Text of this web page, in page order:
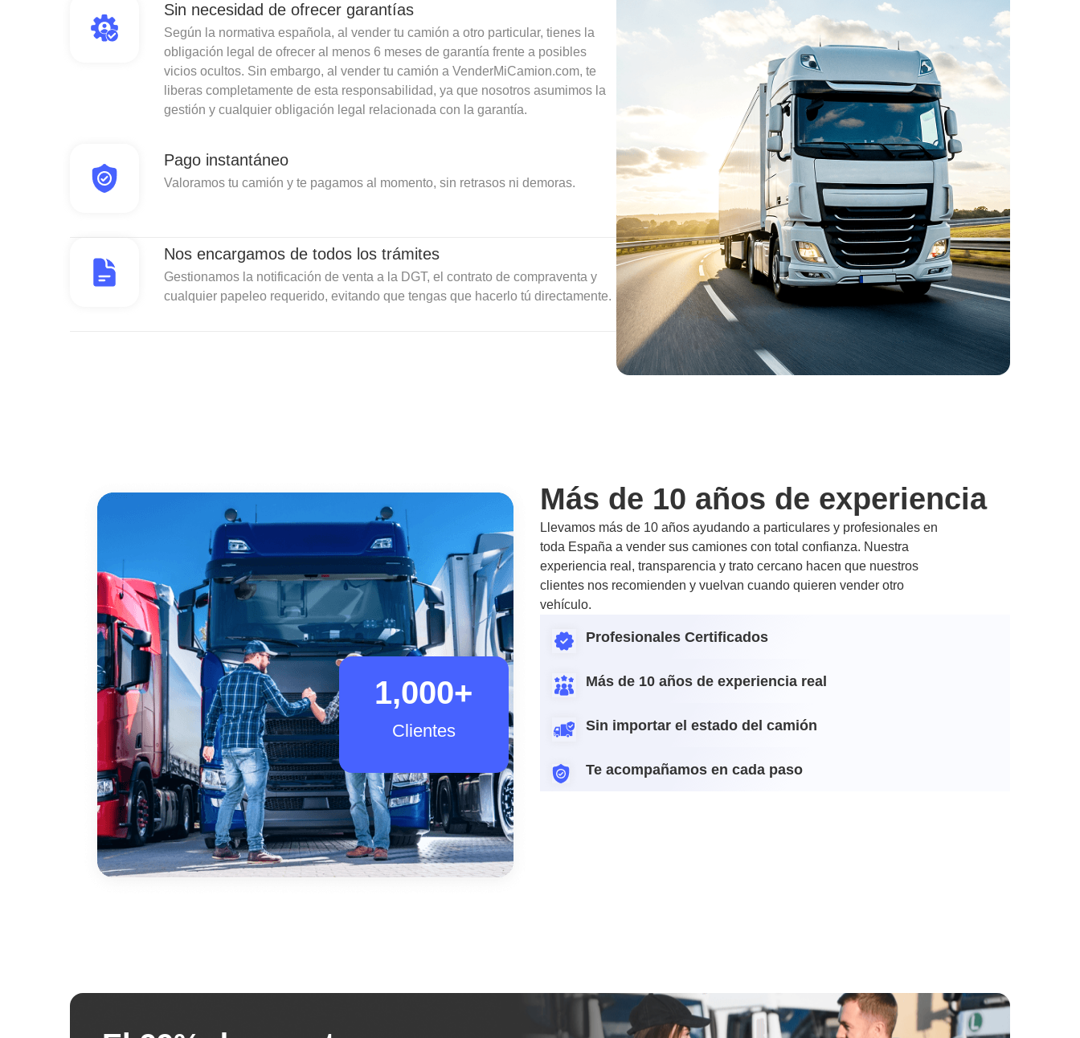
Sin necesidad de ofrecer garantías
Según la normativa española, al vender tu camión a otro particular, tienes la
obligación legal de ofrecer al menos 6 meses de garantía frente a posibles
vicios ocultos. Sin embargo, al vender tu camión a VenderMiCamion.com, te
liberas completamente de esta responsabilidad, ya que nosotros asumimos la
gestión y cualquier obligación legal relacionada con la garantía.
Pago instantáneo
Valoramos tu camión y te pagamos al momento, sin retrasos ni demoras.
Nos encargamos de todos los trámites
Gestionamos la notificación de venta a la DGT, el contrato de compraventa y
cualquier papeleo requerido, evitando que tengas que hacerlo tú directamente.
Clientes
1,000+
Más de 10 años de experiencia
Llevamos más de 10 años ayudando a particulares y profesionales en
toda España a vender sus camiones con total confianza. Nuestra
experiencia real, transparencia y trato cercano hacen que nuestros
clientes nos recomienden y vuelvan cuando quieren vender otro
vehículo.
Profesionales Certificados
Más de 10 años de experiencia real
Sin importar el estado del camión
Te acompañamos en cada paso